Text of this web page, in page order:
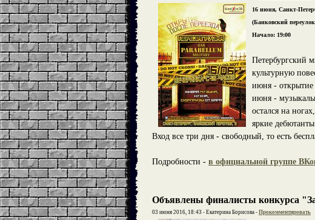
16 июня, Санкт-
(Банковский
Начало: 19:00
Петербургский
культурную
июня -
июня -
остался на
яркие
Вход все три дня - свободный, то есть
Подробности - в официальной группе
Объявлены финалисты конкурса
03 июня 2016, 18:43 - Екатерина Борисова - Прокомментировать